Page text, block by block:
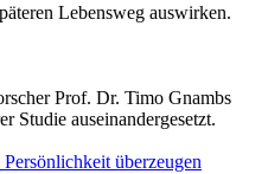
Lebensweg auswirken.
Prof. Dr. Timo Gnambs
Studie auseinandergesetzt.
überzeugen